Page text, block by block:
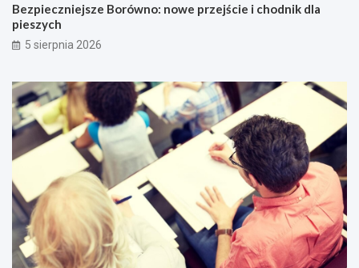
Bezpieczniejsze Borówno: nowe przejście i chodnik dla
pieszych
5 sierpnia 2026